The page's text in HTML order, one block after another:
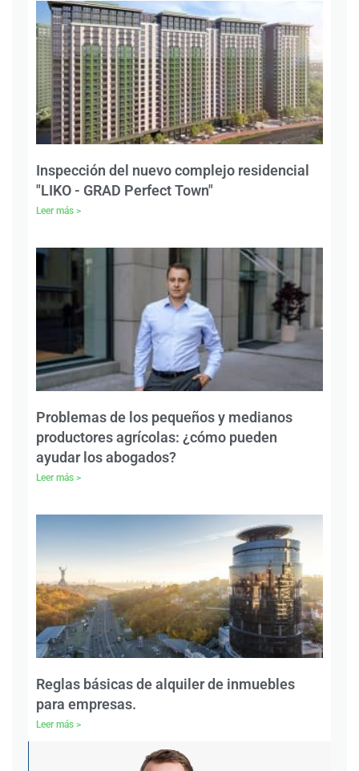
Inspección del nuevo complejo residencial
"LIKO - GRAD Perfect Town"
Leer más >
Problemas de los pequeños y medianos
productores agrícolas: ¿cómo pueden
ayudar los abogados?
Leer más >
Reglas básicas de alquiler de inmuebles
para empresas.
Leer más >